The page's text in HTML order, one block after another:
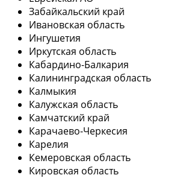
Забайкальский край
Ивановская область
Ингушетия
Иркутская область
Кабардино-Балкария
Калининградская область
Калмыкия
Калужская область
Камчатский край
Карачаево-Черкесия
Карелия
Кемеровская область
Кировская область